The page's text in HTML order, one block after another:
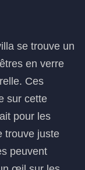
se trouve un
en verre
Ces
sur cette
pour les
trouve juste
peuvent